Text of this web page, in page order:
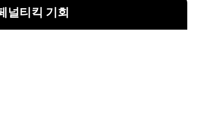
널티킥 기회